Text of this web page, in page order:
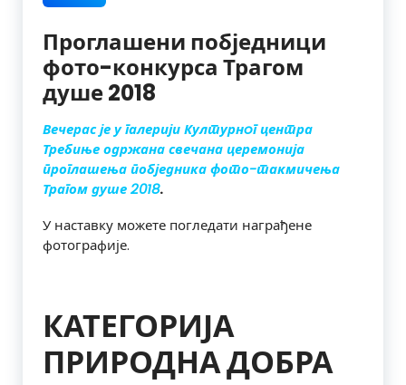
Проглашени побједници
фото-конкурса Трагом
душе 2018
Вечерас је у галерији Културнoг центра
Требиње одржана свечана церемонија
проглашења побједника фото-такмичења
Трагом душе 2018.
У наставку можете погледати награђене
фотографије.
КАТЕГОРИЈА
ПРИРОДНА ДОБРА